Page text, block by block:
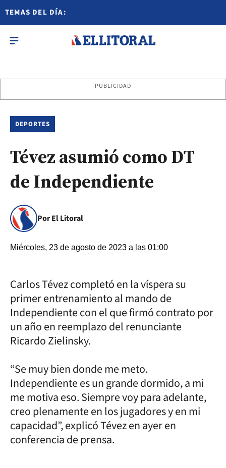
TEMAS DEL DÍA:
PUBLICIDAD
DEPORTES
Tévez asumió como DT
de Independiente
Por El Litoral
Miércoles, 23 de agosto de 2023 a las 01:00
Carlos Tévez completó en la víspera su
primer entrenamiento al mando de
Independiente con el que firmó contrato por
un año en reemplazo del renunciante
Ricardo Zielinsky.
“Se muy bien donde me meto.
Independiente es un grande dormido, a mi
me motiva eso. Siempre voy para adelante,
creo plenamente en los jugadores y en mi
capacidad”, explicó Tévez en ayer en
conferencia de prensa.